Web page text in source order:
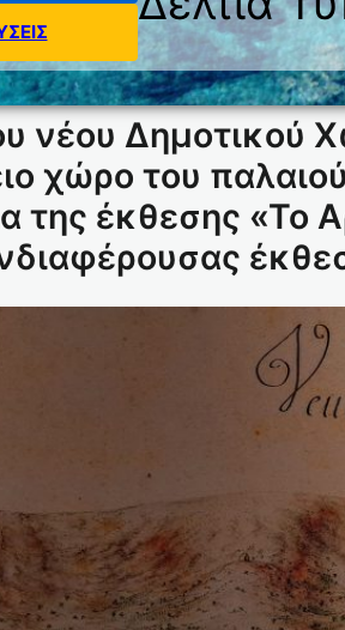
νέου Δημοτικού
χώρο του
της έκθεσης «Το